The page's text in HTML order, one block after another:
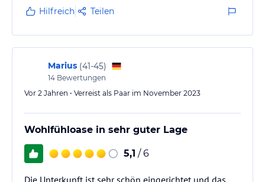
Danke dafür
Hilfreich Teilen
Marius (41-45)
14 Bewertungen
Vor 2 Jahren • Verreist als Paar im November 2023
Wohlfühloase in sehr guter Lage
5,1 / 6
Die Unterkunft ist sehr schön eingerichtet und das